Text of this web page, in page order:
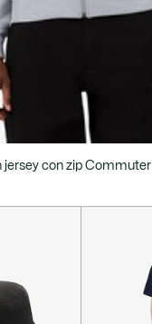
jersey con zip Commuter